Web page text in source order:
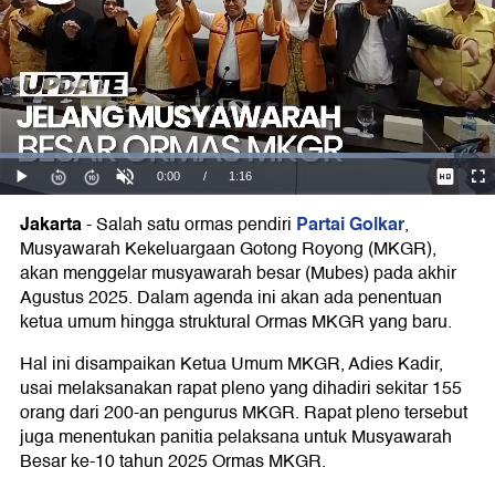
Jakarta-Salah satu ormas pendiri Partai Golkar,
Musyawarah Kekeluargaan Gotong Royong (MKGR),
akan menggelar musyawarah besar (Mubes) pada akhir
Agustus 2025. Dalam agenda ini akan ada penentuan
ketua umum hingga struktural Ormas MKGR yang baru.
Hal ini disampaikan Ketua Umum MKGR, Adies Kadir,
usai melaksanakan rapat pleno yang dihadiri sekitar 155
orang dari 200-an pengurus MKGR. Rapat pleno tersebut
juga menentukan panitia pelaksana untuk Musyawarah
Besar ke-10 tahun 2025 Ormas MKGR.